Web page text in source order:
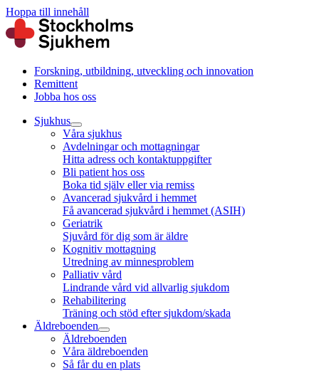
Hoppa till innehåll
Forskning, utbildning, utveckling och innovation
Remittent
Jobba hos oss
Sjukhus
Våra sjukhus
Avdelningar och mottagningar
Hitta adress och kontaktuppgifter
Bli patient hos oss
Boka tid själv eller via remiss
Avancerad sjukvård i hemmet
Få avancerad sjukvård i hemmet (ASIH)
Geriatrik
Sjuvård för dig som är äldre
Kognitiv mottagning
Utredning av minnesproblem
Palliativ vård
Lindrande vård vid allvarlig sjukdom
Rehabilitering
Träning och stöd efter sjukdom/skada
Äldreboenden
Äldreboenden
Våra äldreboenden
Så får du en plats